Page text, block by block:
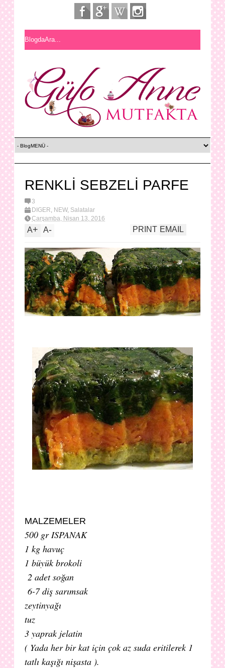
RENKLİ SEBZELİ PARFE
3
DİĞER, NEW, Salatalar
Çarşamba, Nisan 13, 2016
A+ A- EMAIL
PRINT
MALZEMELER
500 gr ISPANAK
1 kg havuç
1 büyük brokoli
2 adet soğan
6-7 diş sarımsak
zeytinyağı
tuz
3 yaprak jelatin
( Yada her bir kat için çok az suda eritilerek 1
tatlı kaşığı nişasta ).